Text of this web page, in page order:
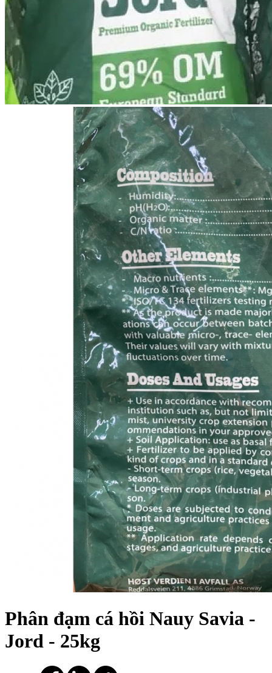
Phân đạm cá hồi Nauy Savia -
Jord - 25kg